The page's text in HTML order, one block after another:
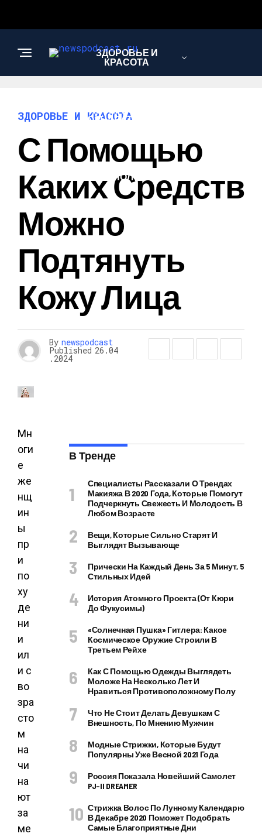
ЗДОРОВЬЕ И
КРАСОТА
ИНТЕРЕСНОЕ И
ПОЗНАВАТЕЛЬНОЕ
ТЕХНОЛОГИИ
ЗДОРОВЬЕ И КРАСОТА
С Помощью
Каких Средств
Можно
Подтянуть
Кожу Лица
By newspodcast
Published 26.04
.2024
Мн
оги
е
же
нщ
ин
ы
пр
и
по
ху
де
ни
и
ил
и с
во
зра
сто
м
на
чи
на
ют
за
ме
В Тренде
Специалисты Рассказали О Трендах
Макияжа В 2020 Года, Которые Помогут
Подчеркнуть Свежесть И Молодость В
Любом Возрасте
Вещи, Которые Сильно Старят И
Выглядят Вызывающе
Прически На Каждый День За 5 Минут, 5
Стильных Идей
История Атомного Проекта (от Кюри
До Фукусимы)
«Солнечная Пушка» Гитлера: Какое
Космическое Оружие Строили В
Третьем Рейхе
Как С Помощью Одежды Выглядеть
Моложе На Несколько Лет И
Нравиться Противоположному Полу
Что Не Стоит Делать Девушкам С
Внешность, По Мнению Мужчин
Модные Стрижки, Которые Будут
Популярны Уже Весной 2021 Года
Россия Показала Новейший Самолет
PJ–II DREAMER
Стрижка Волос По Лунному Календарю
В Декабре 2020 Поможет Подобрать
Самые Благоприятные Дни